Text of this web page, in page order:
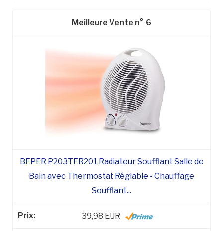
6
BEPER P203TER201 Radiateur Soufflant Salle de
Bain avec Thermostat Réglable - Chauffage
Soufflant...
39,98 EUR